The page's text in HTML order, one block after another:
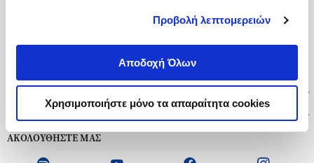
Προβολή λεπτομερειών
Αποδοχή Όλων
Χρησιμοποιήστε μόνο τα απαραίτητα cookies
Ασκληπιού 1-3, Αθήνα 106 79
Δευτέρα - Παρασκευή 09:00-21:00
Εξυπηρέτηση Πελατών
ΑΚΟΛΟΥΘΗΣΤΕ ΜΑΣ